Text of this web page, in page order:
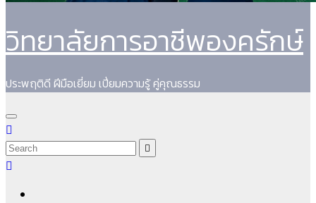
วิทยาลัยการอาชีพองครักษ์
ประพฤติดี ฝีมือเยี่ยม เปี่ยมความรู้ คู่คุณธรรม